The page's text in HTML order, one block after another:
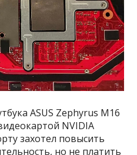
ASUS Zephyrus M16
NVIDIA
захотел повысить
но не платить